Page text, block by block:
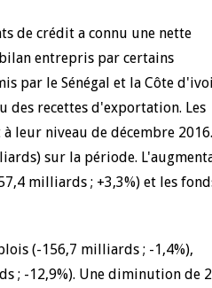
de crédit a connu une nette
entrepris par certains
par le Sénégal et la Côte
recettes d'exportation. Les
leur niveau de décembre
sur la période.
milliards ; +3,3%) et les
(-156,7 milliards ; -1,4%),
; -12,9%). Une diminution de